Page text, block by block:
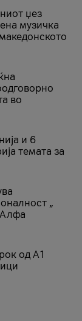
џез
музичка
во
и 6
темата за
„
Алфа
од А1